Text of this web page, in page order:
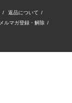
/ 返品について /
メルマガ登録・解除 /